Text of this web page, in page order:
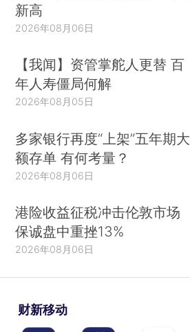
新高
2026年08月06日
【我闻】资管掌舵人更替 百
年人寿僵局何解
2026年08月05日
多家银行再度“上架”五年期大
额存单 有何考量？
2026年08月06日
港险收益征税冲击伦敦市场
保诚盘中重挫13%
2026年08月06日
财新移动